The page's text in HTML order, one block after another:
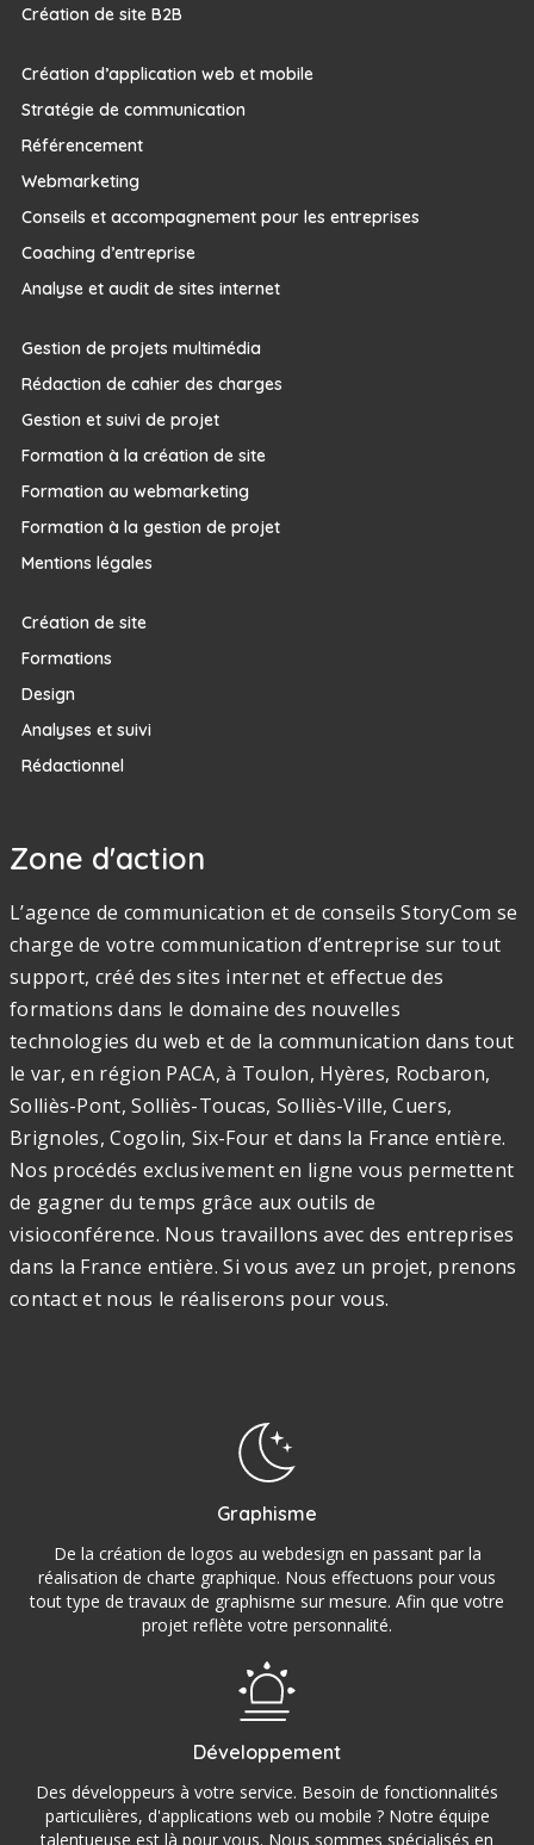
Création de site B2B
Création d’application web et mobile
Stratégie de communication
Référencement
Webmarketing
Conseils et accompagnement pour les entreprises
Coaching d’entreprise
Analyse et audit de sites internet
Gestion de projets multimédia
Rédaction de cahier des charges
Gestion et suivi de projet
Formation à la création de site
Formation au webmarketing
Formation à la gestion de projet
Mentions légales
Création de site
Formations
Design
Analyses et suivi
Rédactionnel
Zone d'action
L’agence de communication et de conseils StoryCom se
charge de votre communication d’entreprise sur tout
support, créé des sites internet et effectue des
formations dans le domaine des nouvelles
technologies du web et de la communication dans tout
le var, en région PACA, à Toulon, Hyères, Rocbaron,
Solliès-Pont, Solliès-Toucas, Solliès-Ville, Cuers,
Brignoles, Cogolin, Six-Four et dans la France entière.
Nos procédés exclusivement en ligne vous permettent
de gagner du temps grâce aux outils de
visioconférence. Nous travaillons avec des entreprises
dans la France entière. Si vous avez un projet, prenons
contact et nous le réaliserons pour vous.
Graphisme
De la création de logos au webdesign en passant par la
réalisation de charte graphique. Nous effectuons pour vous
tout type de travaux de graphisme sur mesure. Afin que votre
projet reflète votre personnalité.
Développement
Des développeurs à votre service. Besoin de fonctionnalités
particulières, d'applications web ou mobile ? Notre équipe
talentueuse est là pour vous. Nous sommes spécialisés en